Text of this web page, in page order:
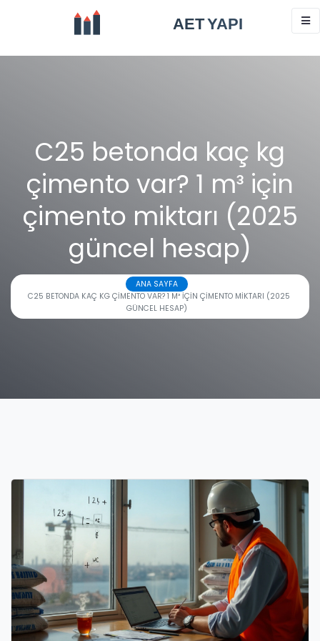
C25 betonda kaç kg
çimento var? 1 m³ için
çimento miktarı (2025
güncel hesap)
ANA SAYFA
C25 BETONDA KAÇ KG ÇIMENTO VAR? 1 M³ IÇIN ÇIMENTO MIKTARI (2025
GÜNCEL HESAP)